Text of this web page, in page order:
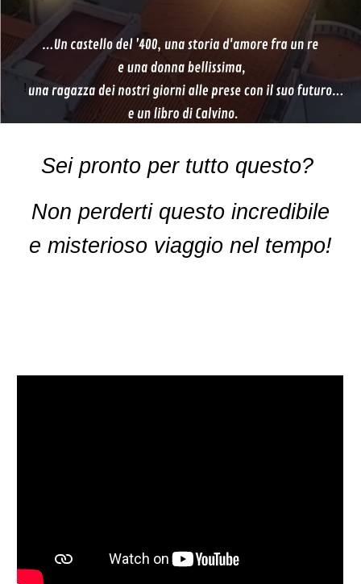
!
Sei pronto per tutto questo?
Non perderti questo incredibile
e misterioso viaggio nel tempo!